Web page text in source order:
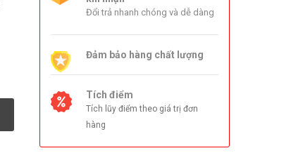
Đổi trả nhanh chóng và dễ dàng
Đảm bảo hàng chất lượng
Tích điểm
Tích lũy điểm theo giá trị đơn
hàng